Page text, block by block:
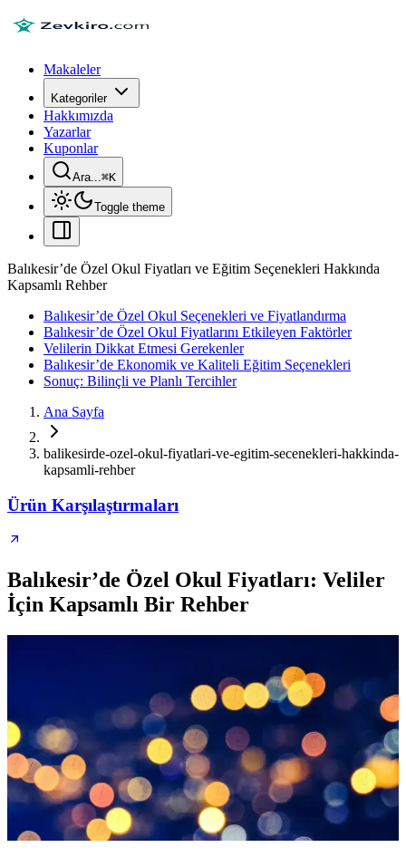
Makaleler
Kategoriler
Hakkımızda
Yazarlar
Kuponlar
Ara...⌘K
Toggle theme
Balıkesir’de Özel Okul Fiyatları ve Eğitim Seçenekleri Hakkında
Kapsamlı Rehber
Balıkesir’de Özel Okul Seçenekleri ve Fiyatlandırma
Balıkesir’de Özel Okul Fiyatlarını Etkileyen Faktörler
Velilerin Dikkat Etmesi Gerekenler
Balıkesir’de Ekonomik ve Kaliteli Eğitim Seçenekleri
Sonuç: Bilinçli ve Planlı Tercihler
Ana Sayfa
balikesirde-ozel-okul-fiyatlari-ve-egitim-secenekleri-hakkinda-
kapsamli-rehber
Ürün Karşılaştırmaları
Balıkesir’de Özel Okul Fiyatları: Veliler
İçin Kapsamlı Bir Rehber